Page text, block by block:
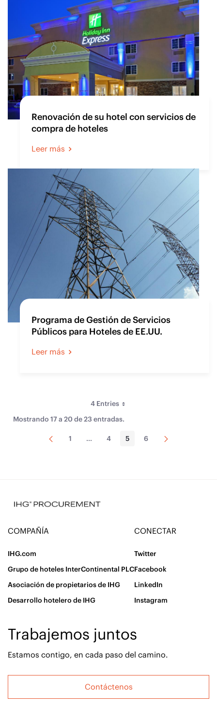
Renovación de su hotel con servicios de
compra de hoteles
Leer más
Programa de Gestión de Servicios
Públicos para Hoteles de EE.UU.
Leer más
4 EntriesPer Page
Mostrando 17 a 20 de 23 entradas.
Página
anteriorPage
1 ...Intermediate Pages Use TAB to
Page
4 Page
5 Page
6 Página
siguiente
COMPAÑÍA
IHG.com
Grupo de hoteles InterContinental PLC
Asociación de propietarios de IHG
Desarrollo hotelero de IHG
CONECTAR
Twitter
Facebook
LinkedIn
Instagram
Trabajemos juntos
Estamos contigo, en cada paso del camino.
Contáctenos